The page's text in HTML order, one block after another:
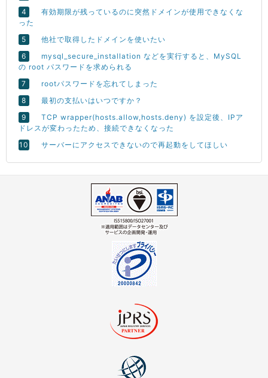
有効期限が残っているのに突然ドメインが使用できなくな
った
他社で取得したドメインを使いたい
mysql_secure_installation などを実行すると、MySQL
の root パスワードを求められる
rootパスワードを忘れてしまった
最初の支払いはいつですか？
TCP wrapper(hosts.allow,hosts.deny) を設定後、IPア
ドレスが変わったため、接続できなくなった
サーバーにアクセスできないので再起動をしてほしい